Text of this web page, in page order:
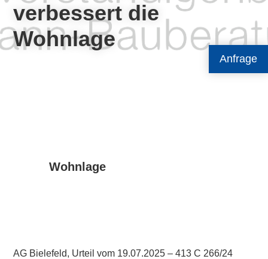
Anfrage
verbessert die
Wohnlage
Wohnlage
AG Bielefeld, Urteil vom 19.07.2025 – 413 C 266/24